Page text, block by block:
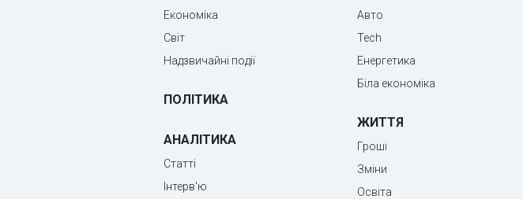
Економіка
Світ
Надзвичайні події
ПОЛІТИКА
АНАЛІТИКА
Статті
Інтерв'ю
Авто
Tech
Енергетика
Біла економіка
ЖИТТЯ
Гроші
Зміни
Освіта